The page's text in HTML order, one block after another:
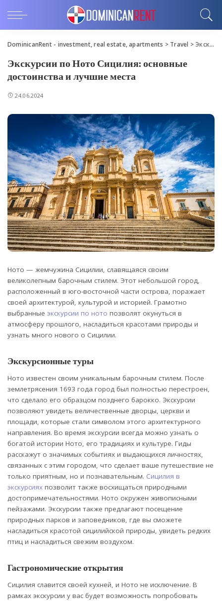
DominicanRent - investment, real estate, apartments > Travel >Экскурсии по Ното Сицилия: основные достоинства и лучшие места
Экскурсии по Ното Сицилия: основные
достоинства и лучшие места
24.06.2024
Ното — жемчужина Сицилии, славящаяся своим
великолепным барочным стилем. Этот небольшой город,
расположенный в юго-восточной части острова, поражает
своей архитектурой, культурой и историей. Грамотно
выбранные экскурсии по ното позволят окунуться в
атмосферу прошлого, насладиться красотами природы и
узнать много нового о Сицилии.
Экскурсионные туры
Ното известен своим уникальным барочным стилем. После
землетрясения 1693 года город был полностью перестроен,
что сделало его образцом позднего барокко. Экскурсии
позволяют увидеть величественные дворцы, церкви и
площади, которые стали символом этого архитектурного
направления. Во время экскурсии всегда можно узнать о
богатой истории Ното, его традициях и культуре. Гиды
расскажут о значимых событиях и выдающихся личностях,
связанных с этим городом, что сделает ваше путешествие не
только приятным, но и познавательным. Сицилия в
экскурсиях позволит также восхищаться природными
достопримечательностями. Ното окружен живописными
пейзажами. Экскурсии также предлагают посещение
природных парков и заповедников, где вы сможете
насладиться красотой сицилийской природы, увидеть редких
птиц и насладиться свежим воздухом.
Гастрономические открытия
Сицилия славится своей кухней, и Ното не исключение. В
рамках экскурсии у вас будет возможность попробовать